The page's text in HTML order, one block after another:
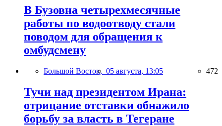
В Бузовна четырехмесячные
работы по водоотводу стали
поводом для обращения к
омбудсмену
Большой Восток, 05 августа, 13:05 472
Тучи над президентом Ирана:
отрицание отставки обнажило
борьбу за власть в Тегеране